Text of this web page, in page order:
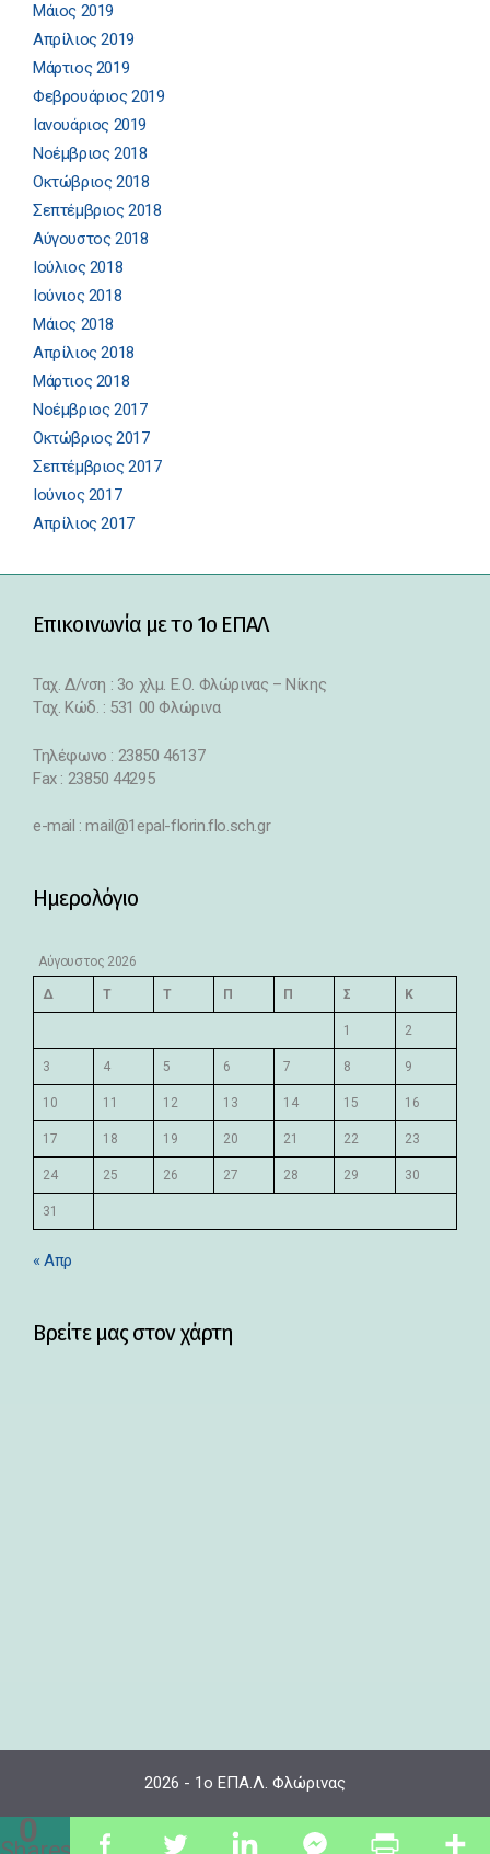
0
Μάιος 2019
Απρίλιος 2019
Μάρτιος 2019
Φεβρουάριος 2019
Ιανουάριος 2019
Νοέμβριος 2018
Οκτώβριος 2018
Σεπτέμβριος 2018
Αύγουστος 2018
Ιούλιος 2018
Ιούνιος 2018
Μάιος 2018
Απρίλιος 2018
Μάρτιος 2018
Νοέμβριος 2017
Οκτώβριος 2017
Σεπτέμβριος 2017
Ιούνιος 2017
Απρίλιος 2017
Επικοινωνία με το 1ο ΕΠΑΛ
Ταχ. Δ/νση : 3o χλμ. Ε.Ο. Φλώρινας – Νίκης
Ταχ. Κώδ. : 531 00 Φλώρινα
Τηλέφωνο : 23850 46137
Fax : 23850 44295
e-mail : mail@1epal-florin.flo.sch.gr
Ημερολόγιο
Αύγουστος 2026
Δ Τ Τ Π Π Σ Κ
1 2
3 4 5 6 7 8 9
10 11 12 13 14 15 16
17 18 19 20 21 22 23
24 25 26 27 28 29 30
31
« Απρ
Βρείτε μας στον χάρτη
2026 - 1ο ΕΠΑ.Λ. Φλώρινας